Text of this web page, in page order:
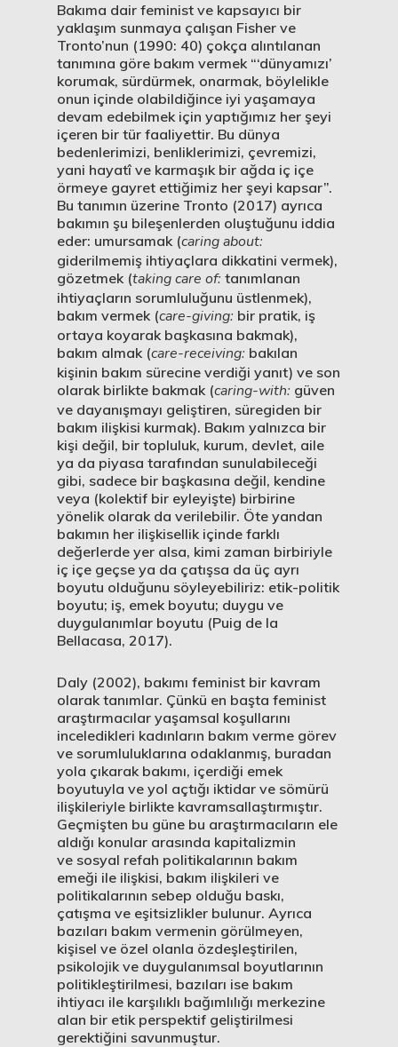
Bakıma dair feminist ve kapsayıcı bir
yaklaşım sunmaya çalışan Fisher ve
Tronto’nun (1990: 40) çokça alıntılanan
tanımına göre bakım vermek “‘dünyamızı’
korumak, sürdürmek, onarmak, böylelikle
onun içinde olabildiğince iyi yaşamaya
devam edebilmek için yaptığımız her şeyi
içeren bir tür faaliyettir. Bu dünya
bedenlerimizi, benliklerimizi, çevremizi,
yani hayatî ve karmaşık bir ağda iç içe
örmeye gayret ettiğimiz her şeyi kapsar”.
Bu tanımın üzerine Tronto (2017) ayrıca
bakımın şu bileşenlerden oluştuğunu iddia
eder: umursamak (caring about:
giderilmemiş ihtiyaçlara dikkatini vermek),
gözetmek (taking care of:tanımlanan
ihtiyaçların sorumluluğunu üstlenmek),
bakım vermek (care-giving: bir pratik, iş
ortaya koyarak başkasına bakmak),
bakım almak (care-receiving: bakılan
kişinin bakım sürecine verdiği yanıt) ve son
olarak birlikte bakmak (caring-with: güven
ve dayanışmayı geliştiren, süregiden bir
bakım ilişkisi kurmak). Bakım yalnızca bir
kişi değil, bir topluluk, kurum, devlet, aile
ya da piyasa tarafından sunulabileceği
gibi, sadece bir başkasına değil, kendine
veya (kolektif bir eyleyişte) birbirine
yönelik olarak da verilebilir. Öte yandan
bakımın her ilişkisellik içinde farklı
değerlerde yer alsa, kimi zaman birbiriyle
iç içe geçse ya da çatışsa da üç ayrı
boyutu olduğunu söyleyebiliriz: etik-politik
boyutu; iş, emek boyutu; duygu ve
duygulanımlar boyutu (Puig de la
Bellacasa, 2017).
Daly (2002), bakımı feminist bir kavram
olarak tanımlar. Çünkü en başta feminist
araştırmacılar yaşamsal koşullarını
inceledikleri kadınların bakım verme görev
ve sorumluluklarına odaklanmış, buradan
yola çıkarak bakımı, içerdiği emek
boyutuyla ve yol açtığı iktidar ve sömürü
ilişkileriyle birlikte kavramsallaştırmıştır.
Geçmişten bu güne bu araştırmacıların ele
aldığı konular arasında kapitalizmin
ve sosyal refah politikalarının bakım
emeği ile ilişkisi, bakım ilişkileri ve
politikalarının sebep olduğu baskı,
çatışma ve eşitsizlikler bulunur. Ayrıca
bazıları bakım vermenin görülmeyen,
kişisel ve özel olanla özdeşleştirilen,
psikolojik ve duygulanımsal boyutlarının
politikleştirilmesi, bazıları ise bakım
ihtiyacı ile karşılıklı bağımlılığı merkezine
alan bir etik perspektif geliştirilmesi
gerektiğini savunmuştur.